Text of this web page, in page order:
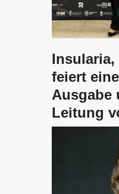
Insularia,
feiert
Ausgabe
Leitung